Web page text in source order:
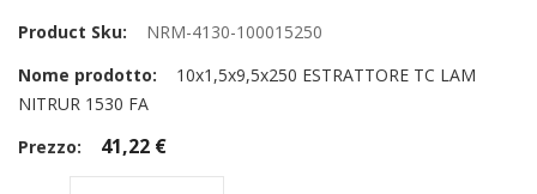
NRM-4130-100015250
10x1,5x9,5x250 ESTRATTORE TC LAM
NITRUR 1530 FA
41,22 €